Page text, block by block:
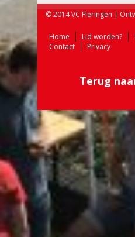
© 2014 VC Fleringen |
Home Lid worden?
Contact
Privacy
Terug